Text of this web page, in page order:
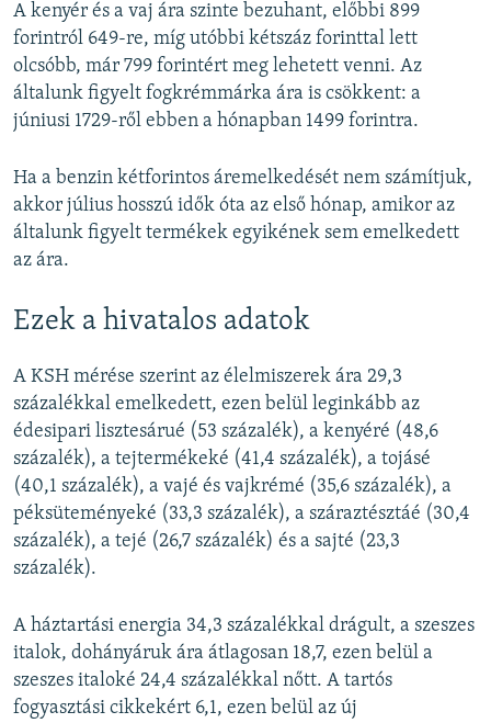
A kenyér és a vaj ára szinte bezuhant, előbbi 899
forintról 649-re, míg utóbbi kétszáz forinttal lett
olcsóbb, már 799 forintért meg lehetett venni. Az
általunk figyelt fogkrémmárka ára is csökkent: a
júniusi 1729-ről ebben a hónapban 1499 forintra.
Ha a benzin kétforintos áremelkedését nem számítjuk,
akkor július hosszú idők óta az első hónap, amikor az
általunk figyelt termékek egyikének sem emelkedett
az ára.
Ezek a hivatalos adatok
A KSH mérése szerint az élelmiszerek ára 29,3
százalékkal emelkedett, ezen belül leginkább az
édesipari lisztesárué (53 százalék), a kenyéré (48,6
százalék), a tejtermékeké (41,4 százalék), a tojásé
(40,1 százalék), a vajé és vajkrémé (35,6 százalék), a
péksüteményeké (33,3 százalék), a száraztésztáé (30,4
százalék), a tejé (26,7 százalék) és a sajté (23,3
százalék).
A háztartási energia 34,3 százalékkal drágult, a szeszes
italok, dohányáruk ára átlagosan 18,7, ezen belül a
szeszes italoké 24,4 százalékkal nőtt. A tartós
fogyasztási cikkekért 6,1, ezen belül az új